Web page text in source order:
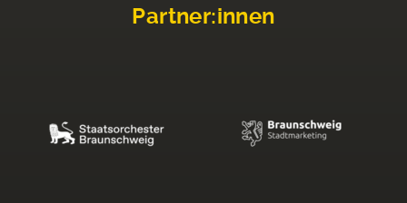
Partner:innen